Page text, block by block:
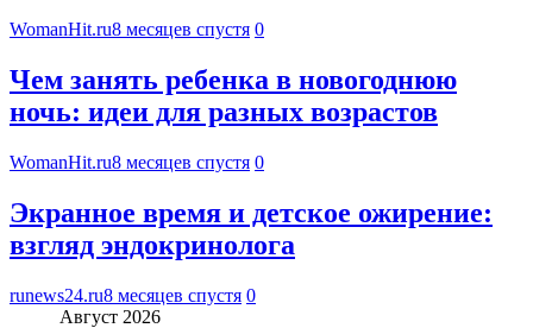
WomanHit.ru8 месяцев спустя 0
Чем занять ребенка в новогоднюю
ночь: идеи для разных возрастов
WomanHit.ru8 месяцев спустя 0
Экранное время и детское ожирение:
взгляд эндокринолога
runews24.ru8 месяцев спустя 0
Август 2026